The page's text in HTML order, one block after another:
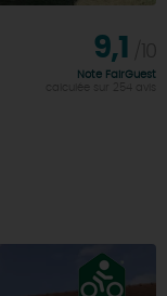
9,1
Note FairGuest